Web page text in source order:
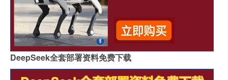
DeepSeek全套部署资料免费下载